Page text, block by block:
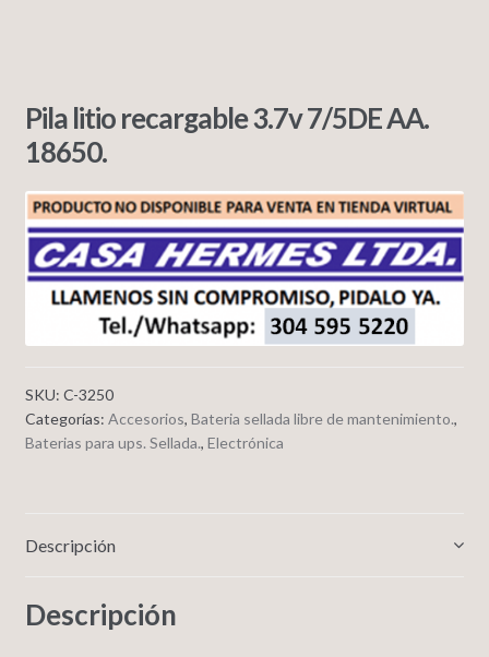
Pila litio recargable 3.7v 7/5DE AA.
18650.
SKU: C-3250
Categorías: Accesorios, Bateria sellada libre de mantenimiento.,
Baterias para ups. Sellada., Electrónica
Descripción
Descripción